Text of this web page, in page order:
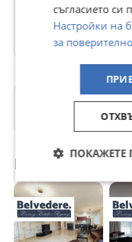
Още оферти
Лозенец
Препоръчани
съгласието си
Настройки на
за
ПОКАЖЕТЕ